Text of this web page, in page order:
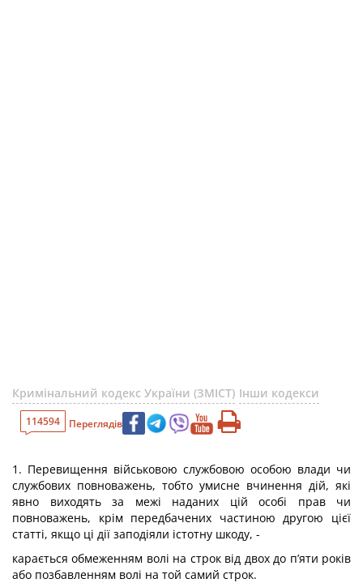
Кримінальний кодекс України (ЗМІСТ) Інши кодекси
114594 Переглядів
1. Перевищення військовою службовою особою влади чи
службових повноважень, тобто умисне вчинення дій, які
явно виходять за межі наданих цій особі прав чи
повноважень, крім передбачених частиною другою цієї
статті, якщо ці дії заподіяли істотну шкоду, -
карається обмеженням волі на строк від двох до п’яти років
або позбавленням волі на той самий строк.